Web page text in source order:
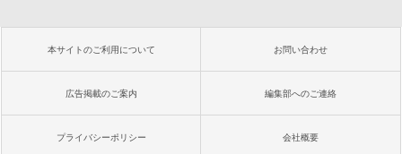
本サイトのご利用について お問い合わせ
広告掲載のご案内 編集部へのご連絡
プライバシーポリシー 会社概要